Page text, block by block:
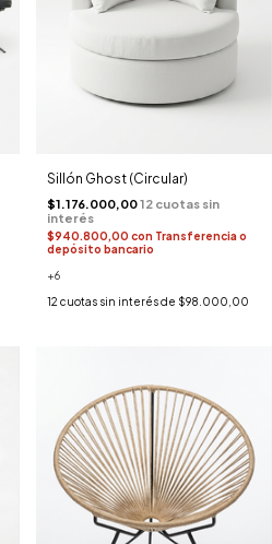
Sillón Ghost (Circular)
$1.176.000,00
$940.800,00 con Transferencia o
depósito bancario
+6
12 cuotas sin interés de $98.000,00